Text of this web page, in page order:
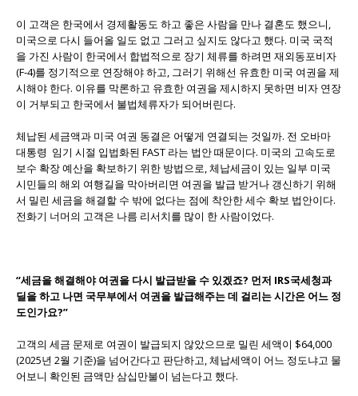
이 고객은 한국에서 경제활동도 하고 좋은 사람을 만나 결혼도 했으니,
미국으로 다시 들어올 일도 없고 그러고 싶지도 않다고 했다. 미국 국적
을 가진 사람이 한국에서 합법적으로 장기 체류를 하려면 재외동포비자
(F-4)를 정기적으로 연장해야 하고, 그러기 위해선 유효한 미국 여권을 제
시해야 한다. 이유를 막론하고 유효한 여권을 제시하지 못하면 비자 연장
이 거부되고 한국에서 불법체류자가 되어버린다.
체납된 세금액과 미국 여권 동결은 어떻게 연결되는 것일까. 전 오바마
대통령 임기 시절 입법화된 FAST 라는 법안 때문이다. 미국의 고속도로
보수 확장 예산을 확보하기 위한 방법으로, 체납세금이 있는 일부 미국
시민들의 해외 여행길을 막아버리면 여권을 발급 받거나 갱신하기 위해
서 밀린 세금을 해결할 수 밖에 없다는 점에 착안한 세수 확보 법안이다.
전화기 너머의 고객은 나름 리서치를 많이 한 사람이었다.
“세금을해결해야 여권을 다시 발급받을 수 있겠죠? 먼저 IRS국세청과
딜을하고 나면 국무부에서 여권을 발급해주는데 걸리는시간은 어느 정
도인가요?”
고객의 세금 문제로 여권이 발급되지 않았으므로 밀린 세액이 $64,000
(2025년 2월 기준)을 넘어간다고 판단하고, 체납세액이 어느 정도냐고 물
어보니 확인된 금액만 삼십만불이 넘는다고 했다.